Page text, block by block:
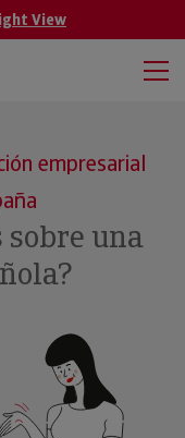
View
empresarial
sobre una